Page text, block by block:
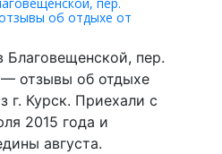
об отдыхе от
Благовещенской, пер.
отзывы об отдыхе
г. Курск. Приехали с
2015 года и
августа.